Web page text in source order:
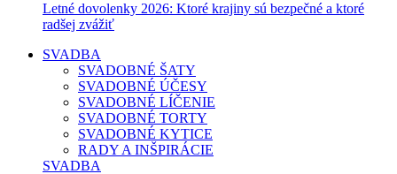
Letné dovolenky 2026: Ktoré krajiny sú bezpečné a ktoré
radšej zvážiť
SVADBA
SVADOBNÉ ŠATY
SVADOBNÉ ÚČESY
SVADOBNÉ LÍČENIE
SVADOBNÉ TORTY
SVADOBNÉ KYTICE
RADY A INŠPIRÁCIE
SVADBA